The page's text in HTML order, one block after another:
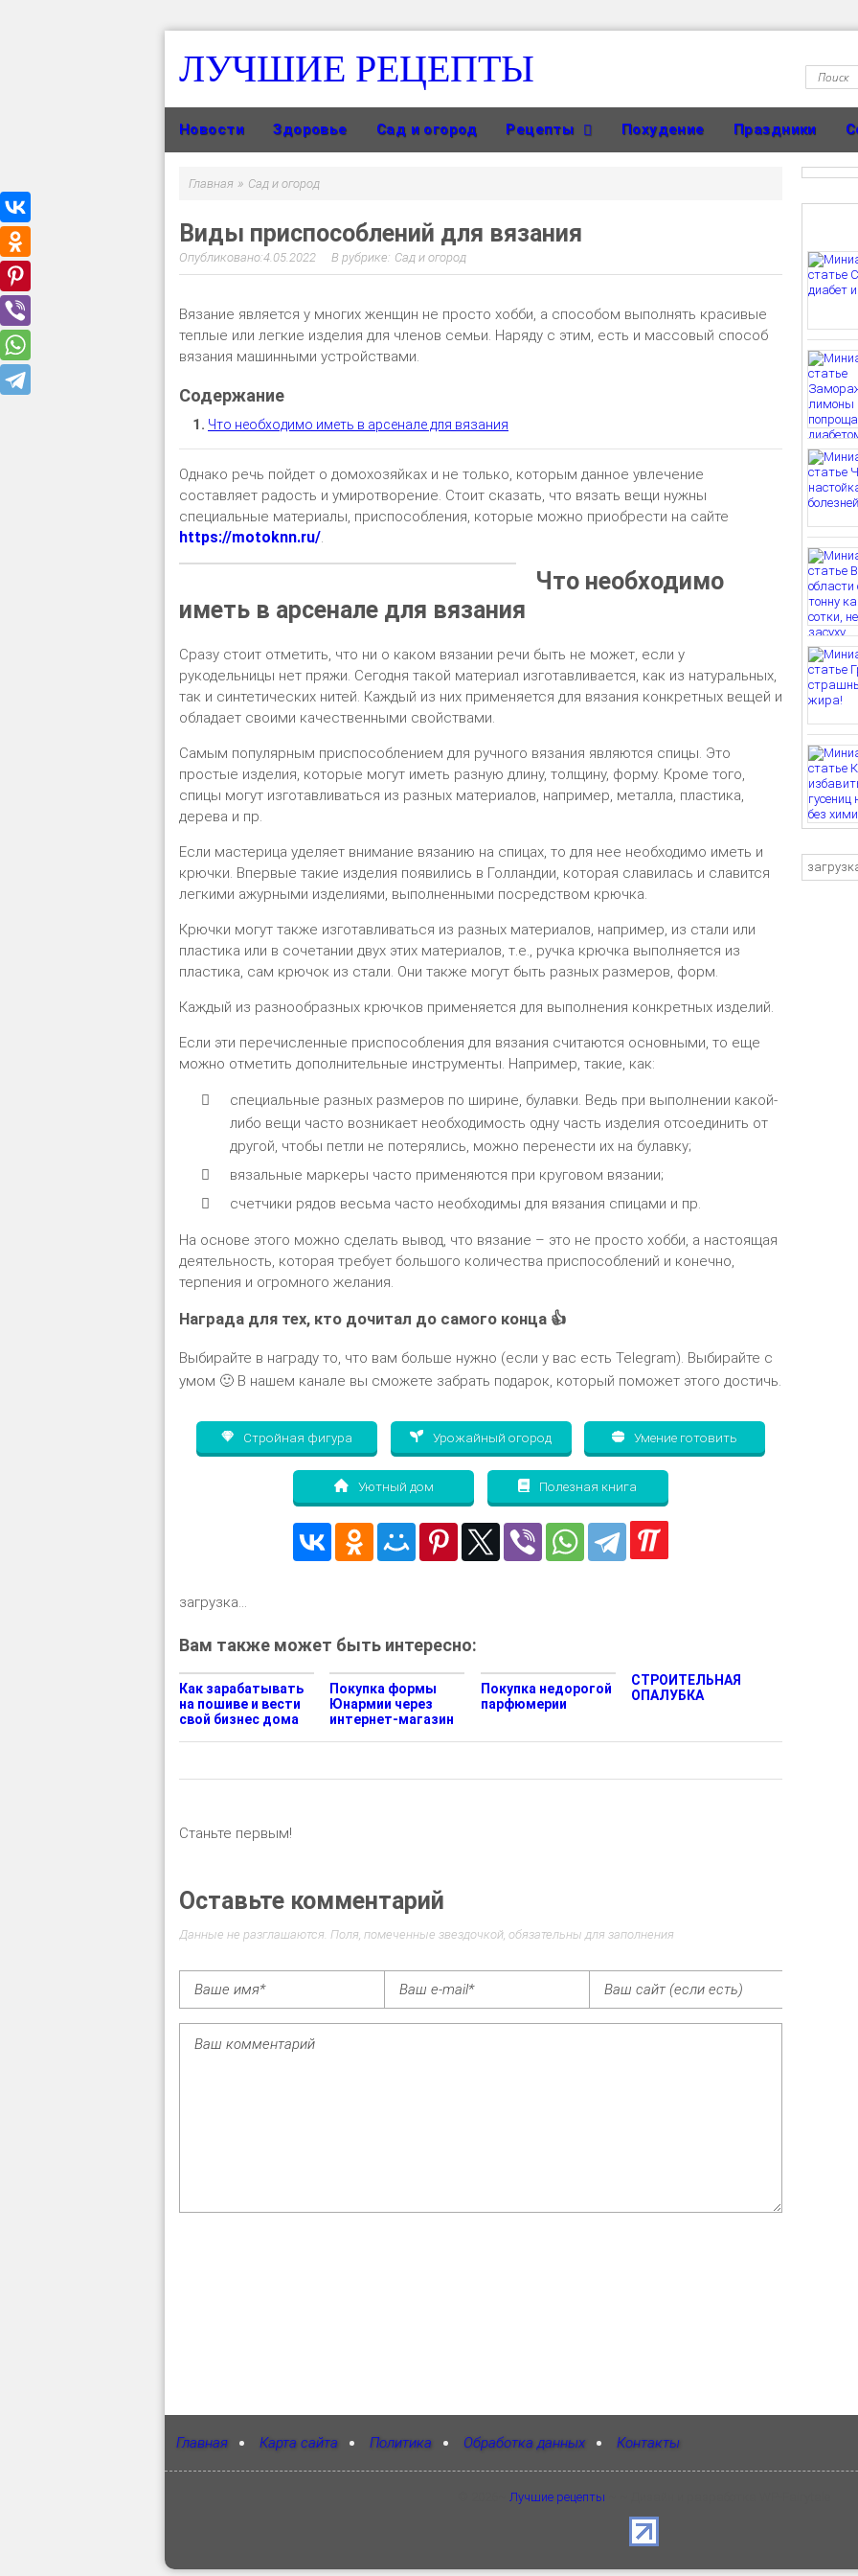
ЛУЧШИЕ РЕЦЕПТЫ
Новости Здоровье Сад и огород Рецепты Похудение Праздники
Главная » Сад и огород
Виды приспособлений для вязания
4.05.2022 Сад и огород
Вязание является у многих женщин не просто хобби, а способом выполнять красивые
теплые или легкие изделия для членов семьи. Наряду с этим, есть и массовый способ
вязания машинными устройствами.
Что необходимо иметь в арсенале для вязания
Однако речь пойдет о домохозяйках и не только, которым данное увлечение
составляет радость и умиротворение. Стоит сказать, что вязать вещи нужны
специальные материалы, приспособления, которые можно приобрести на сайте
https://motoknn.ru/
Что необходимо
иметь в арсенале для вязания
Сразу стоит отметить, что ни о каком вязании речи быть не может, если у
рукодельницы нет пряжи. Сегодня такой материал изготавливается, как из натуральных,
так и синтетических нитей. Каждый из них применяется для вязания конкретных вещей и
обладает своими качественными свойствами.
Самым популярным приспособлением для ручного вязания являются спицы. Это
простые изделия, которые могут иметь разную длину, толщину, форму. Кроме того,
спицы могут изготавливаться из разных материалов, например, металла, пластика,
дерева и пр.
Если мастерица уделяет внимание вязанию на спицах, то для нее необходимо иметь и
крючки. Впервые такие изделия появились в Голландии, которая славилась и славится
легкими ажурными изделиями, выполненными посредством крючка.
Крючки могут также изготавливаться из разных материалов, например, из стали или
пластика или в сочетании двух этих материалов, т.е., ручка крючка выполняется из
пластика, сам крючок из стали. Они также могут быть разных размеров, форм.
Каждый из разнообразных крючков применяется для выполнения конкретных изделий.
Если эти перечисленные приспособления для вязания считаются основными, то еще
можно отметить дополнительные инструменты. Например, такие, как:
специальные разных размеров по ширине, булавки. Ведь при выполнении какой-
либо вещи часто возникает необходимость одну часть изделия отсоединить от
другой, чтобы петли не потерялись, можно перенести их на булавку;
вязальные маркеры часто применяются при круговом вязании;
счетчики рядов весьма часто необходимы для вязания спицами и пр.
На основе этого можно сделать вывод, что вязание – это не просто хобби, а настоящая
деятельность, которая требует большого количества приспособлений и конечно,
терпения и огромного желания.
Награда для тех, кто дочитал до самого конца 👍
Выбирайте в награду то, что вам больше нужно (если у вас есть Telegram). Выбирайте с
умом 🙂 В нашем канале вы сможете забрать подарок, который поможет этого достичь.
Стройная фигура Урожайный огород Умение готовить
Уютный дом Полезная книга
загрузка...
Вам также может быть интересно:
Как зарабатывать
на пошиве и вести
свой бизнес дома
Покупка формы
Юнармии через
интернет-магазин
Покупка недорогой
парфюмерии
СТРОИТЕЛЬНАЯ
ОПАЛУБКА
Станьте первым!
Оставьте комментарий
Данные не разглашаются. Поля, помеченные звездочкой, обязательны для заполнения
Главная Карта сайта Политика Обработка данных Контакты
Лучшие рецепты